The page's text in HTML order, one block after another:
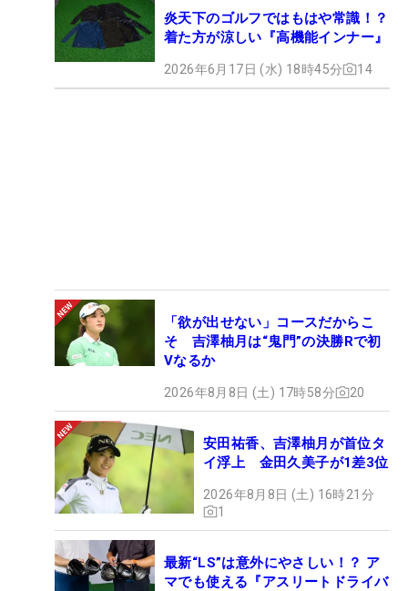
炎天下のゴルフではもはや常識！？
着た方が涼しい『高機能インナー』
2026年6月17日 (水) 18時45分 14
「欲が出せない」コースだからこ
そ 吉澤柚月は“鬼門”の決勝Rで初
Vなるか
2026年8月8日 (土) 17時58分 20
安田祐香、吉澤柚月が首位タ
イ浮上 金田久美子が1差3位
2026年8月8日 (土) 16時21分
1
最新“LS”は意外にやさしい！？ ア
マでも使える『アスリートドライバ